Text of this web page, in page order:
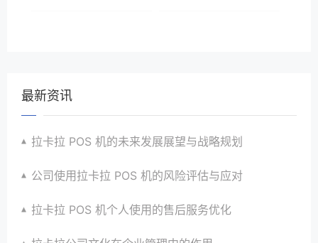
最新资讯
拉卡拉 POS 机的未来发展展望与战略规划
公司使用拉卡拉 POS 机的风险评估与应对
拉卡拉 POS 机个人使用的售后服务优化